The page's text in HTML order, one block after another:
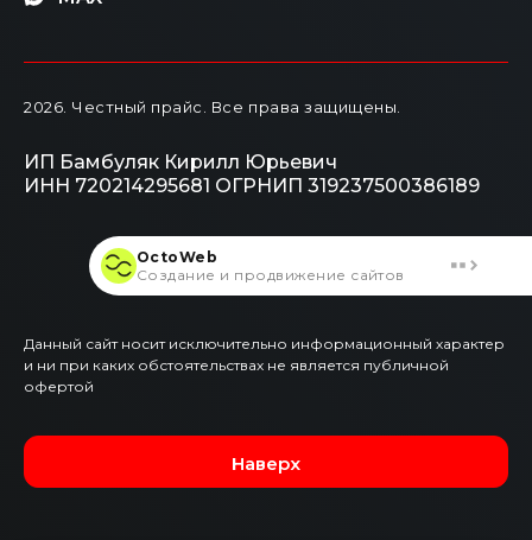
2026 . Честный прайс. Все права защищены.
ИП Бамбуляк Кирилл Юрьевич
ИНН 720214295681 ОГРНИП 319237500386189
Данный сайт носит исключительно информационный характер
и ни при каких обстоятельствах не является публичной
офертой
Наверх
OctoWeb
Создание и продвижение сайтов